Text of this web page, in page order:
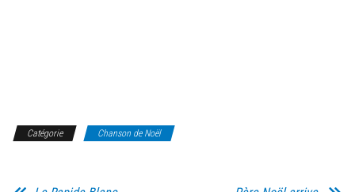
Catégorie Chanson de Noël